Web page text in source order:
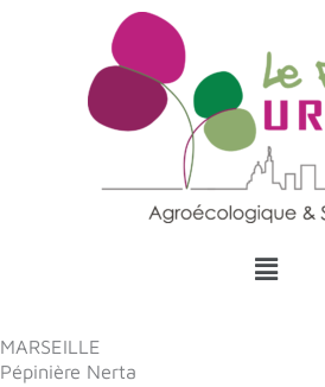
Menu
MARSEILLE
Pépinière Nerta